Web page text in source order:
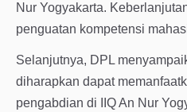
Nur Yogyakarta.
penguatan kompetensi
Selanjutnya, DPL
diharapkan dapat
pengabdian di IIQ An Nur